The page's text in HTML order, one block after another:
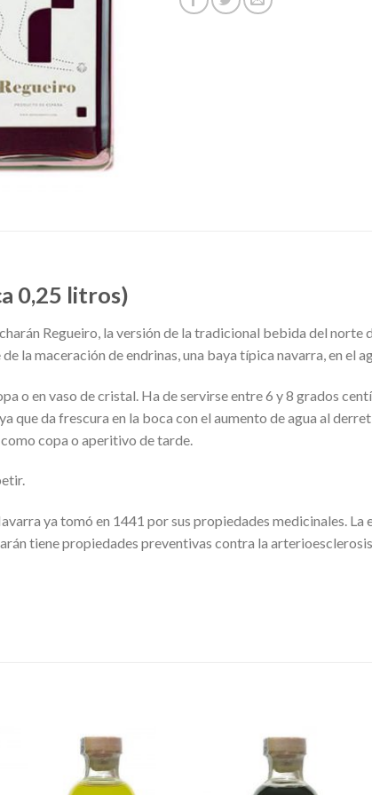
0,25 litros)
Regueiro, la versión de la tradicional bebida del norte
la maceración de endrinas, una baya típica navarra, en el
o en vaso de cristal. Ha de servirse entre 6 y 8 grados
que da frescura en la boca con el aumento de agua al
copa o aperitivo de tarde.
ya tomó en 1441 por sus propiedades medicinales.
tiene propiedades preventivas contra la